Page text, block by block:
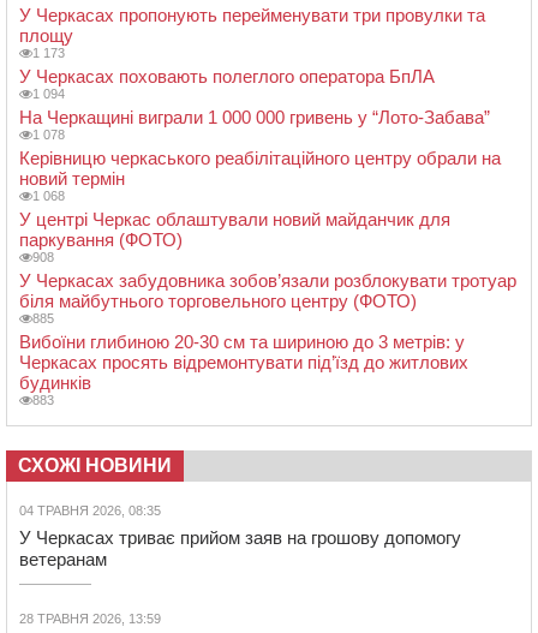
У Черкасах пропонують перейменувати три провулки та
площу
1 173
У Черкасах поховають полеглого оператора БпЛА
1 094
На Черкащині виграли 1 000 000 гривень у “Лото-Забава”
1 078
Керівницю черкаського реабілітаційного центру обрали на
новий термін
1 068
У центрі Черкас облаштували новий майданчик для
паркування (ФОТО)
908
У Черкасах забудовника зобов’язали розблокувати тротуар
біля майбутнього торговельного центру (ФОТО)
885
Вибоїни глибиною 20-30 см та шириною до 3 метрів: у
Черкасах просять відремонтувати під’їзд до житлових
будинків
883
СХОЖІ НОВИНИ
04 ТРАВНЯ 2026, 08:35
У Черкасах триває прийом заяв на грошову допомогу
ветеранам
28 ТРАВНЯ 2026, 13:59